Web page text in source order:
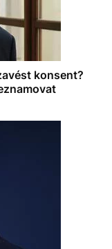
konsent?